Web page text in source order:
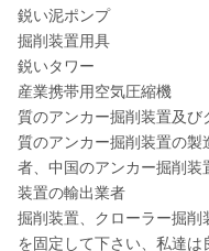
鋭い泥ポンプ
掘削装置用具
鋭いタワー
産業携帯用空気圧縮機
質のアンカー掘削装置及
質のアンカー掘削装置の
者、中国のアンカー掘削装
装置の輸出業者
掘削装置、クローラー掘
を固定して下さい、私達